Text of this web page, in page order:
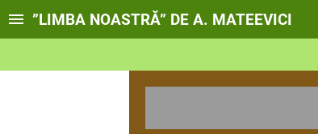
”LIMBA NOASTRĂ” DE A. MATEEVICI